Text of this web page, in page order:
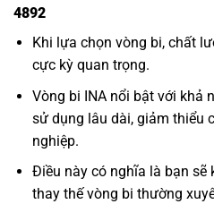
4892
Khi lựa chọn vòng bi, chất
cực kỳ quan trọng.
Vòng bi INA nổi bật với khả
sử dụng lâu dài, giảm thiểu
nghiệp.
Điều này có nghĩa là bạn sẽ
thay thế vòng bi thường